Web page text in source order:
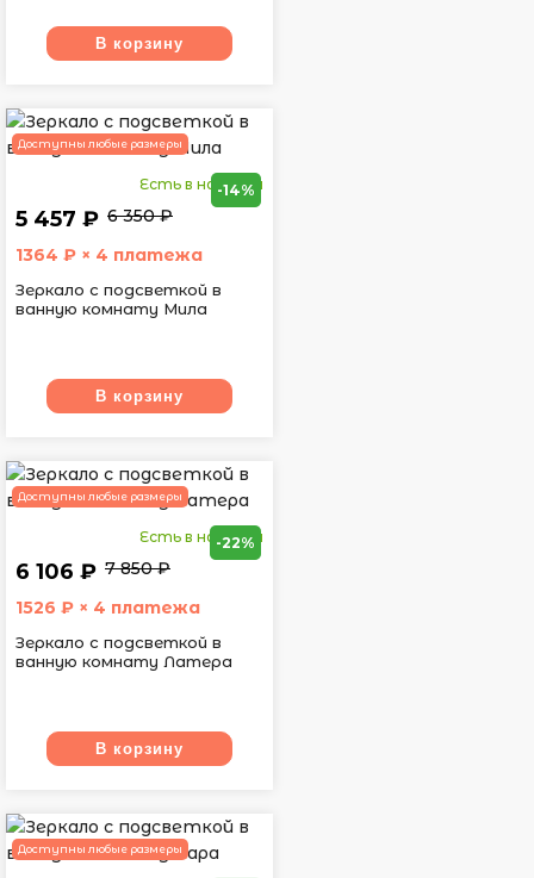
В корзину
Доступны любые размеры
Есть в наличии
5 457 ₽ 6 350 ₽
-14%
1364 ₽ × 4 платежа
Зеркало с подсветкой в
ванную комнату Мила
В корзину
Доступны любые размеры
Есть в наличии
6 106 ₽ 7 850 ₽
-22%
1526 ₽ × 4 платежа
Зеркало с подсветкой в
ванную комнату Латера
В корзину
Доступны любые размеры